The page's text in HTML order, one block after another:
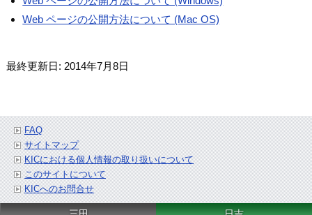
Web ページの公開方法について (Mac OS)
最終更新日: 2014年7月8日
FAQ
サイトマップ
KICにおける個人情報の取り扱いについて
このサイトについて
KICへのお問合せ